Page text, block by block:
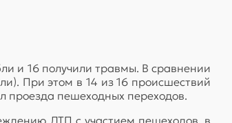
и 16 получили травмы. В сравнении
При этом в 14 из 16 происшествий
проезда пешеходных переходов.
ДТП с участием пешеходов, в